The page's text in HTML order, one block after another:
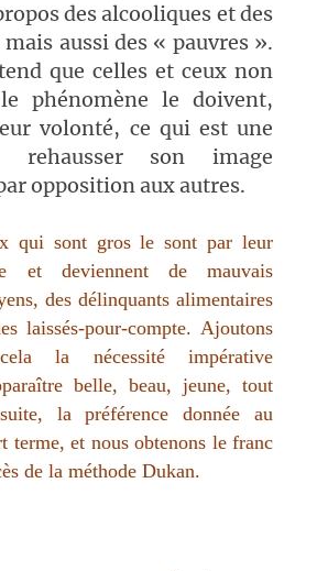
des alcooliques et des
aussi des « pauvres ».
que celles et ceux non
phénomène le doivent,
volonté, ce qui est une
rehausser son image
opposition aux autres.
qui sont gros le sont par leur
et deviennent
de mauvais
des délinquants alimentaires
laissés-pour-compte. Ajoutons
la nécessité impérative
belle, beau, jeune, tout
la préférence donnée au
terme, et nous obtenons le franc
de la méthode Dukan.